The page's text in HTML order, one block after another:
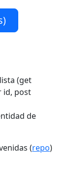
(get
id, post
de
(repo)